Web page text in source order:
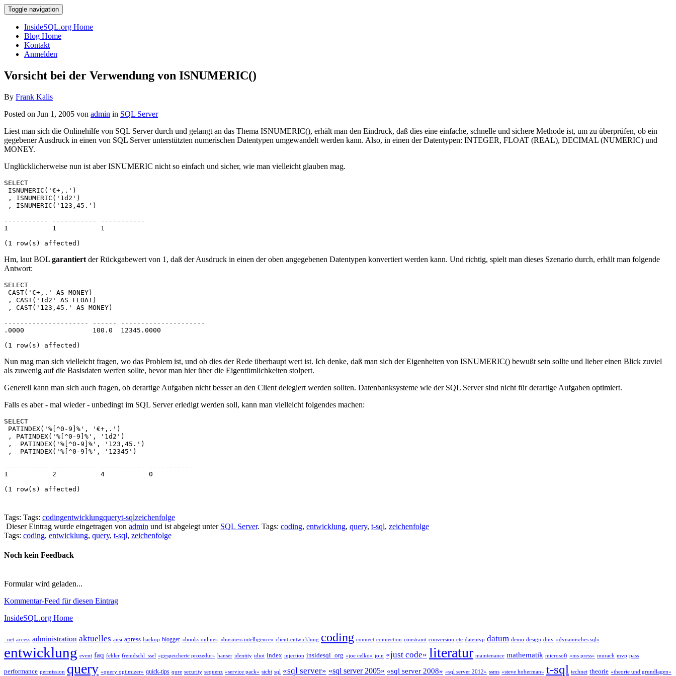
Toggle navigation
InsideSQL.org Home
Blog Home
Kontakt
Anmelden
Vorsicht bei der Verwendung von ISNUMERIC()
By Frank Kalis
Posted on Jun 1, 2005 von admin in SQL Server
Liest man sich die Onlinehilfe von SQL Server durch und gelangt an das Thema ISNUMERIC(), erhält man den Eindruck, daß dies eine einfache, schnelle und sichere Methode ist, um zu überprüfen, ob ein
gegebener Ausdruck in einen von SQL Server unterstützten numerischen Datentypen umgewandelt werden kann. Also, in einen der Datentypen: INTEGER, FLOAT (REAL), DECIMAL (NUMERIC) und
MONEY.
Unglücklicherweise nun ist aber ISNUMERIC nicht so einfach und sicher, wie man vielleicht glauben mag.
SELECT
ISNUMERIC('€+,.')
, ISNUMERIC('1d2')
, ISNUMERIC('123,45.')
----------- ----------- -----------
1           1           1
(1 row(s) affected)
Hm, laut BOL garantiert der Rückgabewert von 1, daß der Ausdruck in einen der oben angegebenen Datentypen konvertiert werden kann. Und richtig, spielt man dieses Szenario durch, erhält man folgende
Antwort:
SELECT
CAST('€+,.' AS MONEY)
, CAST('1d2' AS FLOAT)
, CAST('123,45.' AS MONEY)
--------------------- ------ ---------------------
.0000                 100.0  12345.0000
(1 row(s) affected)
Nun mag man sich vielleicht fragen, wo das Problem ist, und ob dies der Rede überhaupt wert ist. Ich denke, daß man sich der Eigenheiten von ISNUMERIC() bewußt sein sollte und lieber einen Blick zuviel
als zuwenig auf die Basisdaten werfen sollte, bevor man hier über die Eigentümlichkeiten stolpert.
Generell kann man sich auch fragen, ob derartige Aufgaben nicht besser an den Client delegiert werden sollten. Datenbanksysteme wie der SQL Server sind nicht für derartige Aufgaben optimiert.
Falls es aber - mal wieder - unbedingt im SQL Server erledigt werden soll, kann man vielleicht folgendes machen:
SELECT
PATINDEX('%[^0-9]%', '€+,.')
, PATINDEX('%[^0-9]%', '1d2')
,  PATINDEX('%[^0-9]%', '123,45.')
,  PATINDEX('%[^0-9]%', '12345')
----------- ----------- ----------- -----------
1           2           4           0
(1 row(s) affected)
Tags: Tags: codingentwicklungqueryt-sqlzeichenfolge
Dieser Eintrag wurde eingetragen von admin und ist abgelegt unter SQL Server. Tags: coding, entwicklung, query, t-sql, zeichenfolge
Tags: coding, entwicklung, query, t-sql, zeichenfolge
Noch kein Feedback
Formular wird geladen...
Kommentar-Feed für diesen Eintrag
InsideSQL.org Home
_net access administration aktuelles ansi apress backup blogger «books online» «business intelligence» client-entwicklung coding connect connection constraint conversion cte datentyp datum demo design dmv «dynamisches sql»
entwicklung event faq fehler fremdschl_ssel «gespeicherte prozedur» hanser identity idiot index injection insidesql_org «joe celko» join «just code» literatur maintenance mathematik microsoft «ms press» murach mvp pass
performance permission query «query optimizer» quick-tips qure security sequenz «service pack» sicht sql «sql server» «sql server 2005» «sql server 2008» «sql server 2012» ssms «steve hoberman» t-sql technet theorie «theorie und grundlagen»